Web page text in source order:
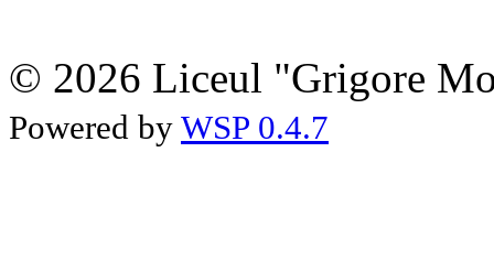
© 2026 Liceul "Grigore
Powered by WSP 0.4.7